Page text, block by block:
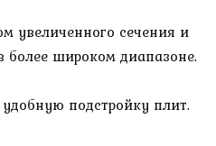
увеличенного сечения и
более широком диапазоне.
подстройку плит.